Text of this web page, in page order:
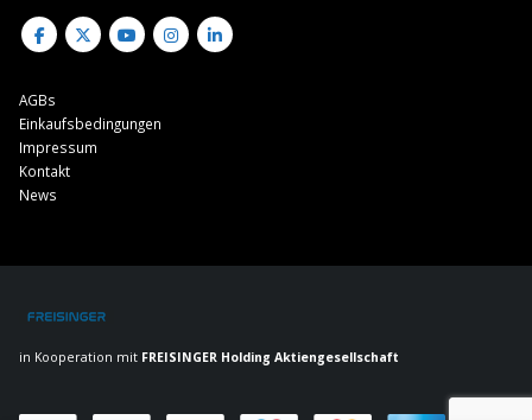
AGBs
Einkaufsbedingungen
Impressum
Kontakt
News
in Kooperation mit FREISINGER Holding Aktiengesellschaft